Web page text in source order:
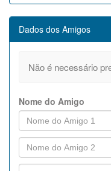
Dados dos Amigos
Não é necessário
Nome do Amigo